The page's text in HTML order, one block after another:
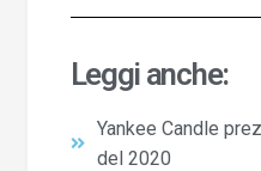
Leggi anche:
Yankee Candle
del 2020